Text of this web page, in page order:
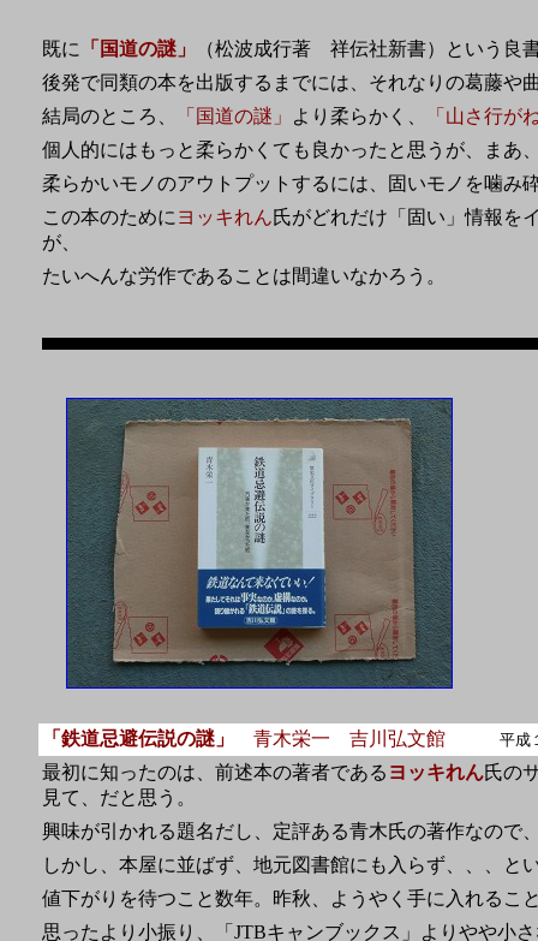
既に 「国道の謎」
（松波成行著 祥伝社新書）という
後発で同類の本を出版するまでには、それなりの葛藤や
結局のところ、
「国道の謎」 より柔らかく、
「山さ行が
個人的にはもっと柔らかくても良かったと思うが、まあ
柔らかいモノのアウトプットするには、固いモノを噛み
この本のために ヨッキれん氏がどれだけ「固い」情報を
が、
たいへんな労作であることは間違いなかろう。
「鉄道忌避伝説の謎」 青木栄一 吉川弘文館 平成
最初に知ったのは、前述本の著者である ヨッキれん氏の
見て、だと思う。
興味が引かれる題名だし、定評ある青木氏の著作なので
しかし、本屋に並ばず、地元図書館にも入らず、、、と
値下がりを待つこと数年。昨秋、ようやく手に入れる
思ったより小振り、「JTBキャンブックス」よりやや小